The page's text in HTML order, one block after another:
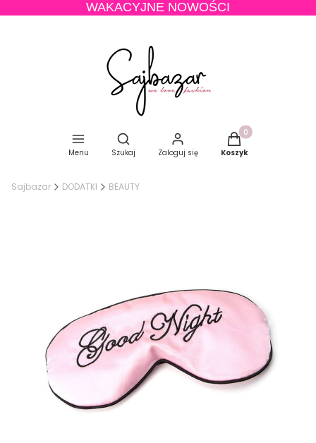
WAKACYJNE NOWOŚCI
Menu
Otwórz wyszukiwarkę
Szukaj Zaloguj się
Produkty w
Koszyk
Sajbazar DODATKI BEAUTY